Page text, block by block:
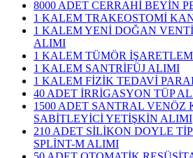
8000 ADET CERRAHİ BEYİN
1 KALEM TRAKEOSTOMİ
1 KALEM YENİ DOĞAN
ALIMI
1 KALEM TÜMÖR
1 KALEM SANTRİFÜJ ALIMI
1 KALEM FİZİK TEDAVİ
40 ADET İRRİGASYON TÜP
1500 ADET SANTRAL VENÖZ
SABİTLEYİCİ YETİŞKİN ALIMI
210 ADET SİLİKON DOYLE
SPLİNT-M ALIMI